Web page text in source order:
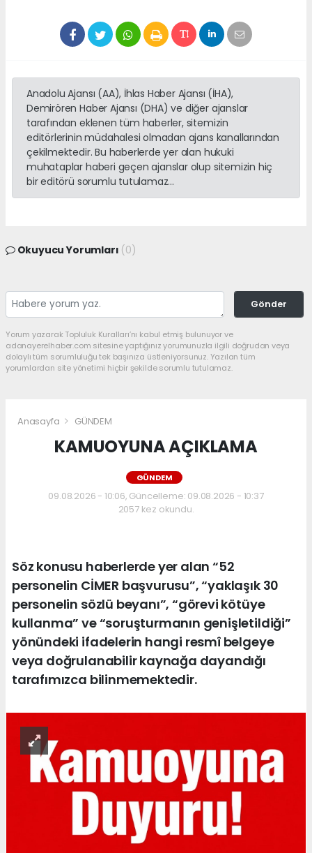
Anadolu Ajansı (AA), İhlas Haber Ajansı (İHA),
Demirören Haber Ajansı (DHA) ve diğer ajanslar
tarafından eklenen tüm haberler, sitemizin
editörlerinin müdahalesi olmadan ajans kanallarından
çekilmektedir. Bu haberlerde yer alan hukuki
muhataplar haberi geçen ajanslar olup sitemizin hiç
bir editörü sorumlu tutulamaz...
Okuyucu Yorumları (0)
Gönder
Yorum yazarak Topluluk Kuralları’nı kabul etmiş bulunuyor ve
adanayerelhaber.com sitesine yaptığınız yorumunuzla ilgili doğrudan veya
dolaylı tüm sorumluluğu tek başınıza üstleniyorsunuz. Yazılan tüm
yorumlardan site yönetimi hiçbir şekilde sorumlu tutulamaz.
Anasayfa GÜNDEM
KAMUOYUNA AÇIKLAMA
GÜNDEM
09.08.2026 - 10:06, Güncelleme: 09.08.2026 - 10:37
2057 kez okundu.
Söz konusu haberlerde yer alan “52
personelin CİMER başvurusu”, “yaklaşık 30
personelin sözlü beyanı”, “görevi kötüye
kullanma” ve “soruşturmanın genişletildiği”
yönündeki ifadelerin hangi resmî belgeye
veya doğrulanabilir kaynağa dayandığı
tarafımızca bilinmemektedir.